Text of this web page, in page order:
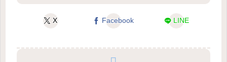
X Facebook LINE